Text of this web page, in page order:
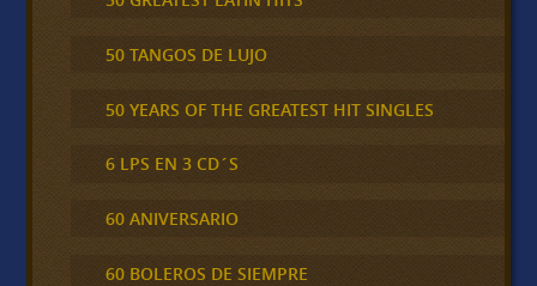
50 TANGOS DE LUJO
50 YEARS OF THE GREATEST HIT SINGLES
6 LPS EN 3 CD´S
60 ANIVERSARIO
60 BOLEROS DE SIEMPRE